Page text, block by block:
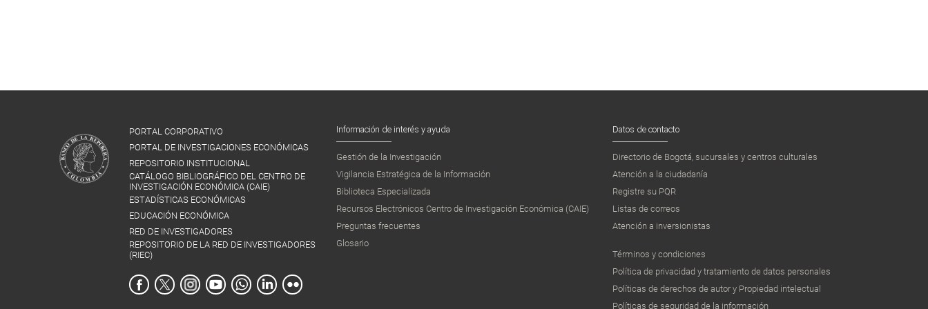
PORTAL CORPORATIVO
PORTAL DE INVESTIGACIONES ECONÓMICAS
REPOSITORIO INSTITUCIONAL
CATÁLOGO BIBLIOGRÁFICO DEL CENTRO DE
INVESTIGACIÓN ECONÓMICA (CAIE)
ESTADÍSTICAS ECONÓMICAS
EDUCACIÓN ECONÓMICA
RED DE INVESTIGADORES
REPOSITORIO DE LA RED DE INVESTIGADORES
(RIEC)
Información de interés y ayuda
Gestión de la Investigación
Vigilancia Estratégica de la Información
Biblioteca Especializada
Recursos Electrónicos Centro de Investigación Económica (CAIE)
Preguntas frecuentes
Glosario
Datos de contacto
Directorio de Bogotá, sucursales y centros culturales
Atención a la ciudadanía
Registre su PQR
Listas de correos
Atención a inversionistas
Términos y condiciones
Política de privacidad y tratamiento de datos personales
Políticas de derechos de autor y Propiedad intelectual
Políticas de seguridad de la información